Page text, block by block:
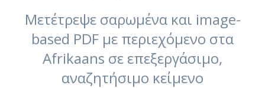
Μετέτρεψε σαρωμένα και image-
based PDF με περιεχόμενο στα
Afrikaans σε επεξεργάσιμο,
αναζητήσιμο κείμενο